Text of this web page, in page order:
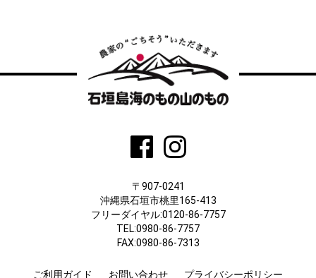
〒907-0241
沖縄県石垣市桃里165-413
フリーダイヤル:0120-86-7757
TEL:0980-86-7757
FAX:0980-86-7313
ご利用ガイド お問い合わせ プライバシーポリシー